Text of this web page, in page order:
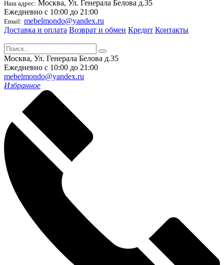
Наш адрес: Москва, Ул. Генерала Белова д.35
Ежедневно с 10:00 до 21:00
Email: mebelmondo@yandex.ru
Доставка и оплата Возврат и обмен Кредит Контакты
Москва, Ул. Генерала Белова д.35
Ежедневно с 10:00 до 21:00
mebelmondo@yandex.ru
Избранное